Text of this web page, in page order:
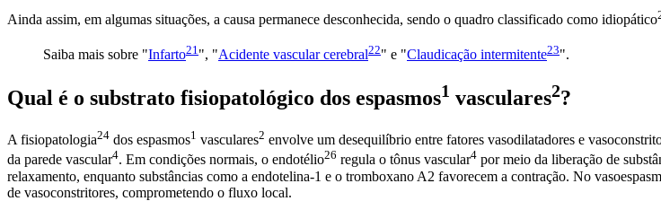
Ainda assim, em algumas situações, a causa permanece desconhecida, sendo o quadro classificado como idiopático
Saiba mais sobre "Infarto21 ", "Acidente vascular cerebral22" e "Claudicação intermitente23".
Qual é o substrato fisiopatológico dos espasmos1 vasculares2?
A fisiopatologia24 dos espasmos1 vasculares2 envolve um desequilíbrio entre fatores vasodilatadores e
da parede vascular4. Em condições normais, o endotélio26 regula o tônus vascular4 por meio da liberação de
relaxamento, enquanto substâncias como a endotelina-1 e o tromboxano A2 favorecem a contração. No
de vasoconstritores, comprometendo o fluxo local.